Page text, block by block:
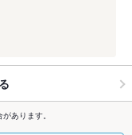
あります。